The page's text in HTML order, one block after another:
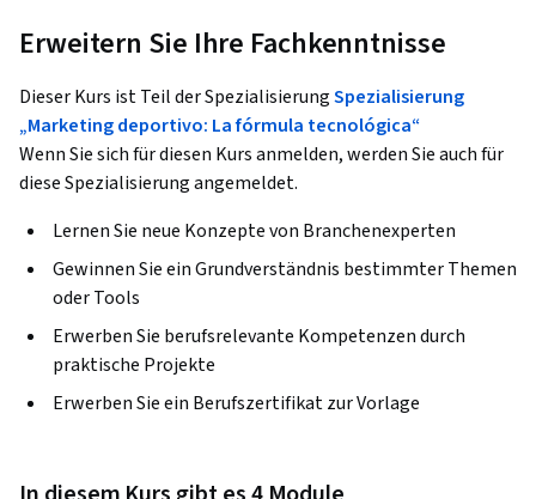
Erweitern Sie Ihre Fachkenntnisse
Dieser Kurs ist Teil der SpezialisierungSpezialisierung
„Marketing deportivo: La fórmula tecnológica“
Wenn Sie sich für diesen Kurs anmelden, werden Sie auch für
diese Spezialisierung angemeldet.
Lernen Sie neue Konzepte von Branchenexperten
Gewinnen Sie ein Grundverständnis bestimmter Themen
oder Tools
Erwerben Sie berufsrelevante Kompetenzen durch
praktische Projekte
Erwerben Sie ein Berufszertifikat zur Vorlage